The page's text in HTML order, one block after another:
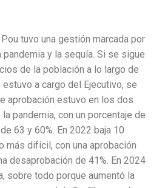
tuvo una gestión marcada por
y la sequía. Si se sigue
de la población a lo largo de
a cargo del Ejecutivo, se
aprobación estuvo en los dos
pandemia, con un porcentaje de
63 y 60%. En 2022 baja 10
más difícil, con una aprobación
desaprobación de 41%. En 2024
sobre todo porque aumentó la